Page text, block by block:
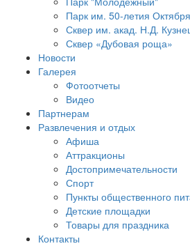
Парк им. 50-летия
Сквер им. акад. Н.Д.
Сквер «Дубовая роща»
Новости
Галерея
Фотоотчеты
Видео
Партнерам
Развлечения и отдых
Афиша
Аттракционы
Достопримечательности
Спорт
Пункты общественного
Детские площадки
Товары для праздника
Контакты